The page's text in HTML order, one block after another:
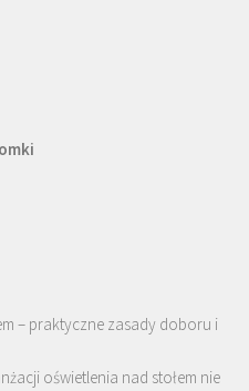
– praktyczne zasady doboru i
oświetlenia nad stołem nie